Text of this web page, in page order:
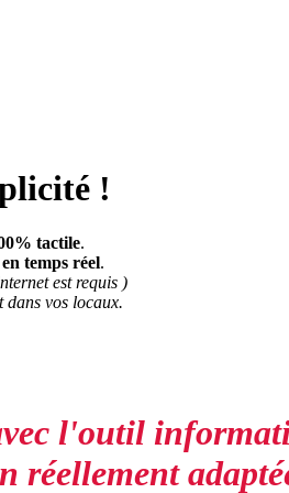
!
tactile.
en temps réel.
est requis )
dans vos locaux.
l'outil
réellement